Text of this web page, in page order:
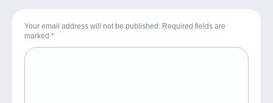
Your email address will not be published. Required fields are
marked *